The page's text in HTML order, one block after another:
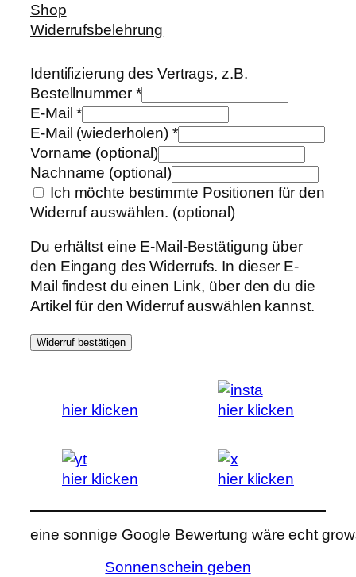
Shop
Widerrufsbelehrung
Identifizierung des Vertrags, z.B.
Bestellnummer *
E-Mail*
E-Mail (wiederholen) *
Vorname (optional)
Nachname (optional)
Ich möchte bestimmte Positionen für den
Widerruf auswählen. (optional)
Du erhältst eine E-Mail-Bestätigung über
den Eingang des Widerrufs. In dieser E-
Mail findest du einen Link, über den du die
Artikel für den Widerruf auswählen kannst.
Widerruf bestätigen
hier klicken hier klicken
hier klicken hier klicken
eine sonnige Google Bewertung wäre echt
Sonnenschein geben